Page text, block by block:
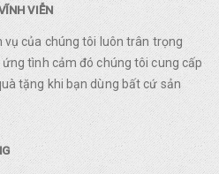
VIỄN
vụ của chúng tôi luôn trân trọng
tình cảm đó chúng tôi cung cấp
tặng khi bạn dùng bất cứ sản